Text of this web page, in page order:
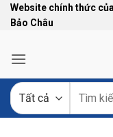
Bỏ
qua
dung
Website chính thức
Bảo Châu
kiếm: